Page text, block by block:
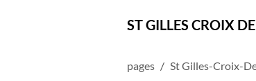
ST GILLES CROIX
pages St Gilles-Croix-